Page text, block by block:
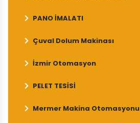
PANO İMALATI
Çuval Dolum Makinası
İzmir Otomasyon
PELET TESİSİ
Mermer Makina Otomasyonu